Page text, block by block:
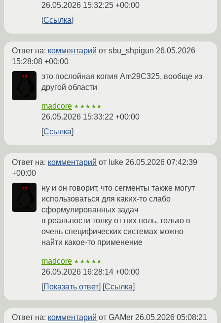
26.05.2026 15:32:25 +00:00
Ссылка
Ответ на: комментарий от sbu_shpigun 26.05.2026
15:28:08 +00:00
это послойная копия Am29C325, вообще из
другой области
madcore ★★★★★
26.05.2026 15:33:22 +00:00
Ссылка
Ответ на: комментарий от luke 26.05.2026 07:42:39
+00:00
ну и он говорит, что сегменты также могут
использоваться для каких-то слабо
сформулированных задач
в реальности толку от них ноль, только в
очень специфических системах можно
найти какое-то применение
madcore ★★★★★
26.05.2026 16:28:14 +00:00
Показать ответ
Ссылка
Ответ на: комментарий от GAMer 26.05.2026 05:08:21